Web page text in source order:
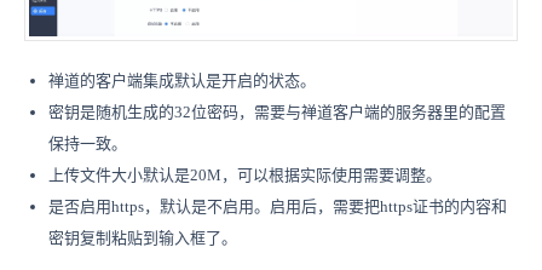
禅道的客户端集成默认是开启的状态。
密钥是随机生成的32位密码，需要与禅道客户端的服务器里的配置
保持一致。
上传文件大小默认是20M，可以根据实际使用需要调整。
是否启用https，默认是不启用。启用后，需要把https证书的内容和
密钥复制粘贴到输入框了。